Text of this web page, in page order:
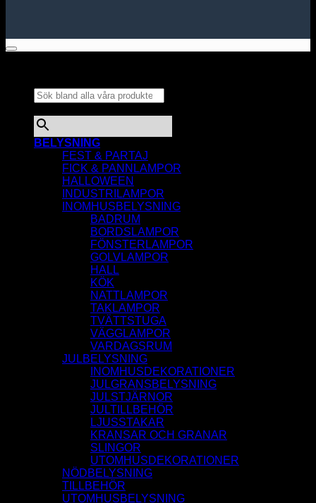
BELYSNING
FEST & PARTAJ
FICK & PANNLAMPOR
HALLOWEEN
INDUSTRILAMPOR
INOMHUSBELYSNING
BADRUM
BORDSLAMPOR
FÖNSTERLAMPOR
GOLVLAMPOR
HALL
KÖK
NATTLAMPOR
TAKLAMPOR
TVÄTTSTUGA
VÄGGLAMPOR
VARDAGSRUM
JULBELYSNING
INOMHUSDEKORATIONER
JULGRANSBELYSNING
JULSTJÄRNOR
JULTILLBEHÖR
LJUSSTAKAR
KRANSAR OCH GRANAR
SLINGOR
UTOMHUSDEKORATIONER
NÖDBELYSNING
TILLBEHÖR
UTOMHUSBELYSNING